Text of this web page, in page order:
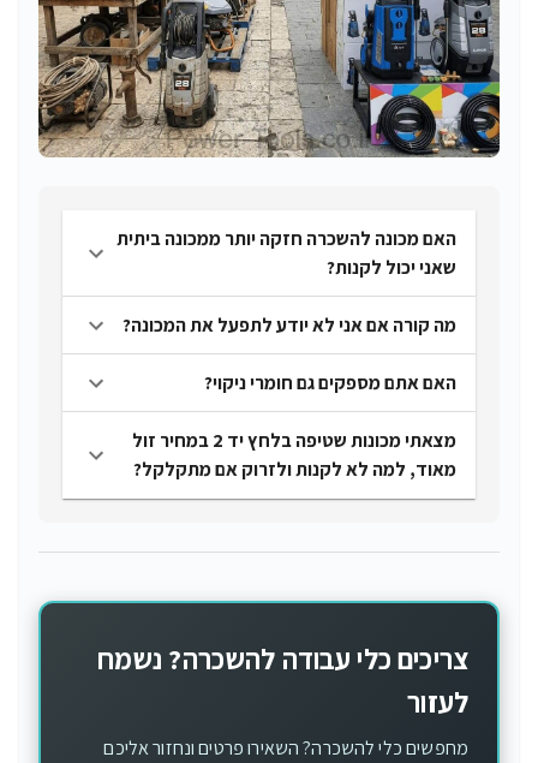
האם מכונה להשכרה חזקה יותר ממכונה ביתית
שאני יכול לקנות?
מה קורה אם אני לא יודע לתפעל את המכונה?
האם אתם מספקים גם חומרי ניקוי?
מצאתי מכונות שטיפה בלחץ יד 2 במחיר זול
מאוד, למה לא לקנות ולזרוק אם מתקלקל?
צריכים כלי עבודה להשכרה? נשמח
לעזור
מחפשים כלי להשכרה? השאירו פרטים ונחזור אליכם